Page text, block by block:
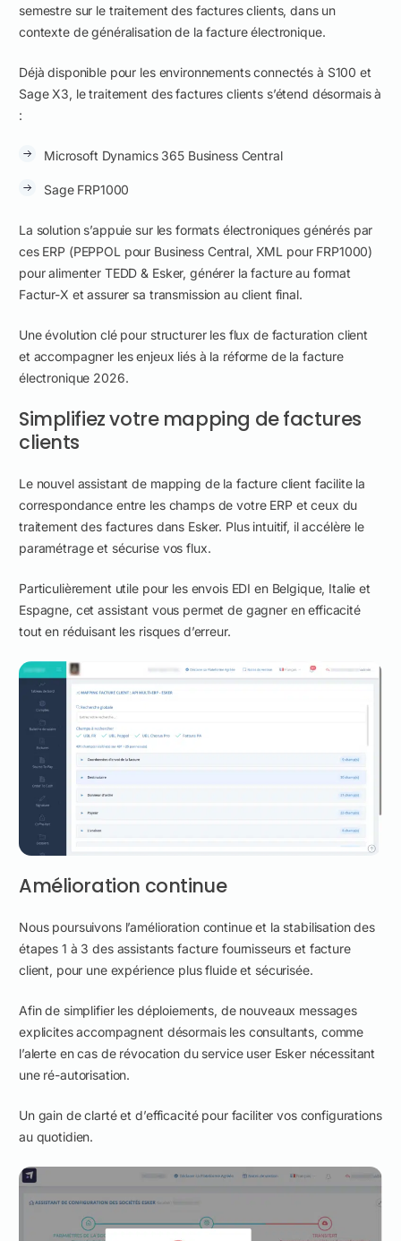
semestre sur le traitement des factures clients, dans un
contexte de généralisation de la facture électronique.
Déjà disponible pour les environnements connectés à S100 et
Sage X3, le traitement des factures clients s’étend désormais à
:
Microsoft Dynamics 365 Business Central
Sage FRP1000
La solution s’appuie sur les formats électroniques générés par
ces ERP (PEPPOL pour Business Central, XML pour FRP1000)
pour alimenter TEDD & Esker, générer la facture au format
Factur-X et assurer sa transmission au client final.
Une évolution clé pour structurer les flux de facturation client
et accompagner les enjeux liés à la réforme de la facture
électronique 2026.
Simplifiez votre mapping de factures
clients
Le nouvel assistant de mapping de la facture client facilite la
correspondance entre les champs de votre ERP et ceux du
traitement des factures dans Esker. Plus intuitif, il accélère le
paramétrage et sécurise vos flux.
Particulièrement utile pour les envois EDI en Belgique, Italie et
Espagne, cet assistant vous permet de gagner en efficacité
tout en réduisant les risques d’erreur.
Amélioration continue
Nous poursuivons l’amélioration continue et la stabilisation des
étapes 1 à 3 des assistants facture fournisseurs et facture
client, pour une expérience plus fluide et sécurisée.
Afin de simplifier les déploiements, de nouveaux messages
explicites accompagnent désormais les consultants, comme
l’alerte en cas de révocation du service user Esker nécessitant
une ré-autorisation.
Un gain de clarté et d’efficacité pour faciliter vos configurations
au quotidien.